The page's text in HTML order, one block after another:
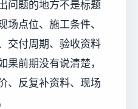
问题的地方不是标题
场点位、施工条件、
交付周期、验收资料
果前期没有说清楚，
、反复补资料、现场